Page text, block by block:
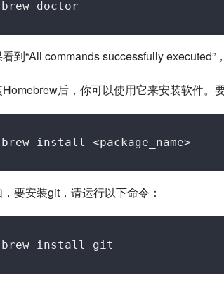
到“All commands successfully executed”
后，你可以使用它来安装软件。
要安装git，请运行以下命令：